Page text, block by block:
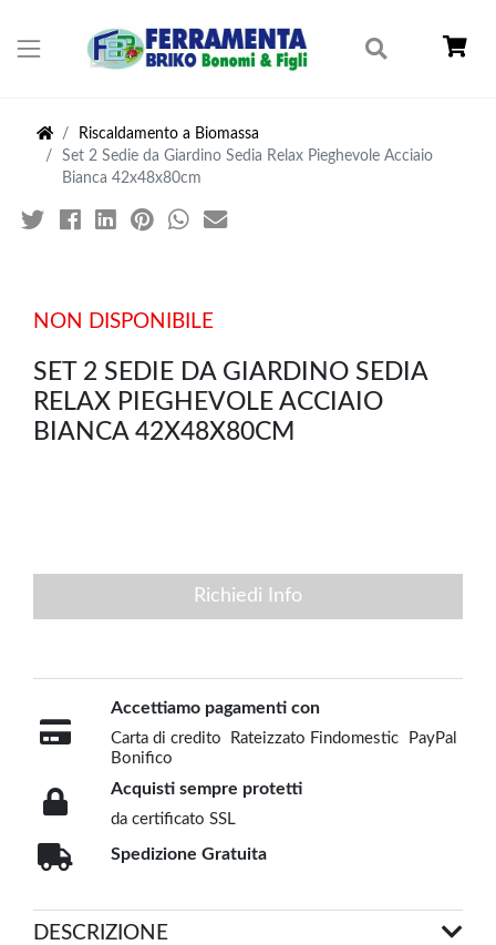
Riscaldamento a Biomassa
Set 2 Sedie da Giardino Sedia Relax Pieghevole Acciaio
Bianca 42x48x80cm
NON DISPONIBILE
SET 2 SEDIE DA GIARDINO SEDIA
RELAX PIEGHEVOLE ACCIAIO
BIANCA 42X48X80CM
Richiedi Info
Accettiamo pagamenti con
Carta di credito Rateizzato Findomestic
PayPal
Bonifico
Acquisti sempre protetti
da certificato SSL
Spedizione Gratuita
DESCRIZIONE